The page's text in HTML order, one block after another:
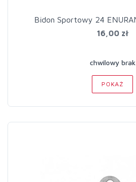
16,00 zł
chwilowy brak
POKAŻ